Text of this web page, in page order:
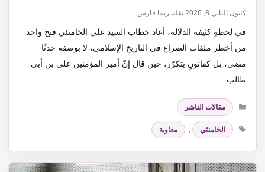
كانون الثاني 8, 2026 بقلم ريما فارس
في لحظةٍ كثيفة الدلالة، أعاد خطاب السيد علي الخامنئي فتح واحد
من أخطر ملفات الصراع في التاريخ الإسلامي، لا بوصفه حدثًا
مضى، بل كقانونٍ يتكرّر، حين قال إنّ أمير المؤمنين علي بن أبي
طالب…
التصنيفات
مقالات الناشر
الوسوم
الخامنئي , معاوية